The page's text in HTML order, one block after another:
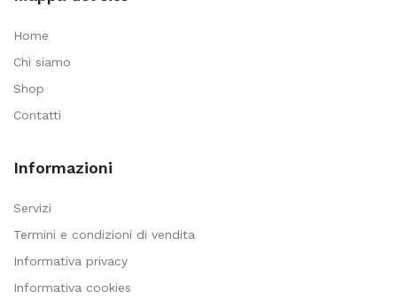
Home
Chi siamo
Shop
Contatti
Informazioni
Servizi
Termini e condizioni di vendita
Informativa privacy
Informativa cookies